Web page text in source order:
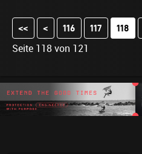
<< < 116 117 118
Seite 118 von 121